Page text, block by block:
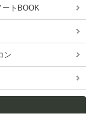
ートBOOK
ン